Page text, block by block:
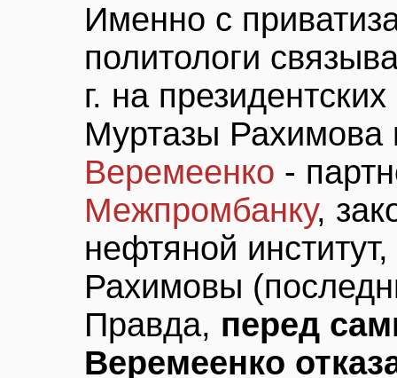
Именно с
политологи
г. на
Муртазы Рахимова
Веремеенко -
Межпромбанку,
нефтяной
Рахимовы
Правда, перед
Веремеенко